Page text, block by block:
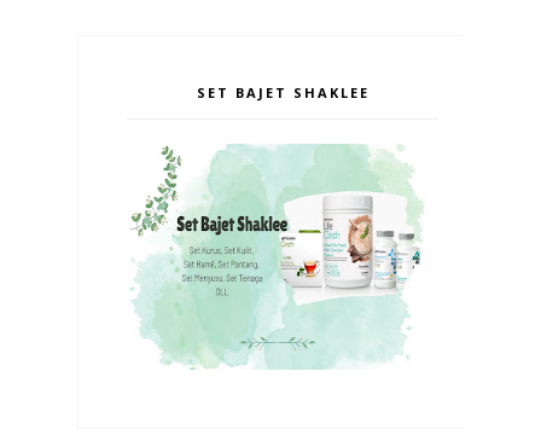
SET BAJET SHAKLEE